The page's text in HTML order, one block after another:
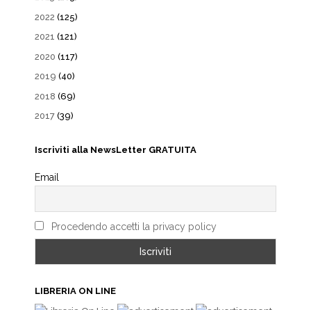
2022 (125)
2021 (121)
2020 (117)
2019 (40)
2018 (69)
2017 (39)
Iscriviti alla NewsLetter GRATUITA
Email
Procedendo accetti la privacy policy
LIBRERIA ON LINE